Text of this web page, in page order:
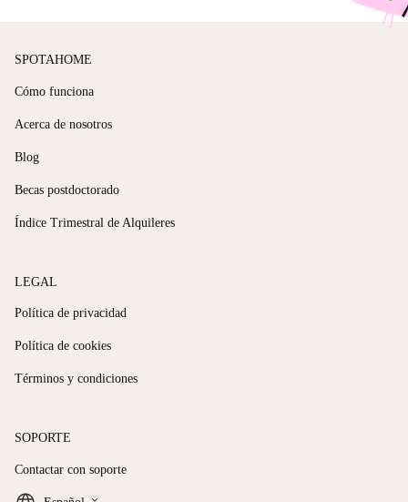
SPOTAHOME
Cómo funciona
Acerca de nosotros
Blog
Becas postdoctorado
Índice Trimestral de Alquileres
LEGAL
Política de privacidad
Política de cookies
Términos y condiciones
SOPORTE
Contactar con soporte